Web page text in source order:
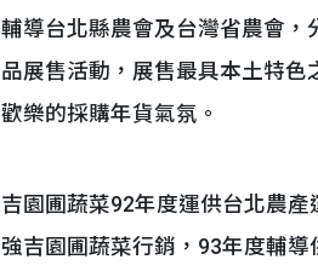
輔導台北縣農會及台灣省農會，
品展售活動，展售最具本土特
歡樂的採購年貨氣氛。
吉園圃蔬菜92年度運供台北農
強吉園圃蔬菜行銷，93年度輔導